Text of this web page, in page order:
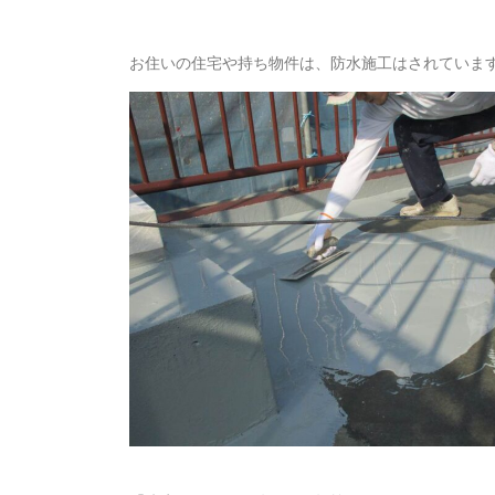
お住いの住宅や持ち物件は、防水施工はされていま